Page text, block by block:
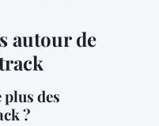
autour de
des
?